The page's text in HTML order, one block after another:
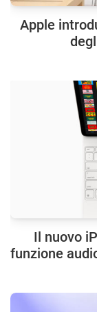
Apple
Il nuovo
funzione